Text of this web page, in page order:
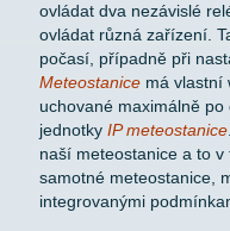
ovládat dva nezávislé
ovládat různá zařízení.
počasí, případně při
Meteostanice má vlastní
uchované maximálně
jednotky IP meteostanice
naší meteostanice a to
samotné meteostanice,
integrovanými